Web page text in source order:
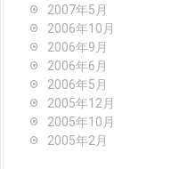
2007年5月
2006年10月
2006年9月
2006年6月
2006年5月
2005年12月
2005年10月
2005年2月